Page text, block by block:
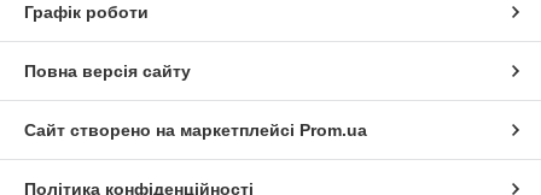
Графік роботи
Повна версія сайту
Сайт створено на маркетплейсі Prom.ua
Політика конфіденційності